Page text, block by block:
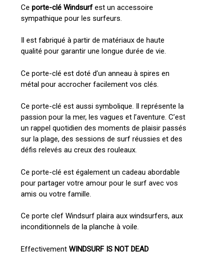
Ce porte-clé Windsurf est un accessoire
sympathique pour les surfeurs.
Il est fabriqué à partir de matériaux de haute
qualité pour garantir une longue durée de vie.
Ce porte-clé est doté d’un anneau à spires en
métal pour accrocher facilement vos clés.
Ce porte-clé est aussi symbolique. Il représente la
passion pour la mer, les vagues et l’aventure. C’est
un rappel quotidien des moments de plaisir passés
sur la plage, des sessions de surf réussies et des
défis relevés au creux des rouleaux.
Ce porte-clé est également un cadeau abordable
pour partager votre amour pour le surf avec vos
amis ou votre famille.
Ce porte clef Windsurf plaira aux windsurfers, aux
inconditionnels de la planche à voile.
Effectivement WINDSURF IS NOT DEAD